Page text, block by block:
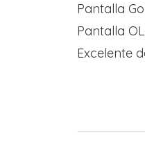
Pantalla
Pantalla
Excelente